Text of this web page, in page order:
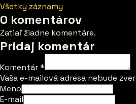
Všetky záznamy
0 komentárov
Zatiaľ žiadne komentáre.
Pridaj komentár
Komentár*
Vaša e-mailová adresa nebude
Meno
E-mail